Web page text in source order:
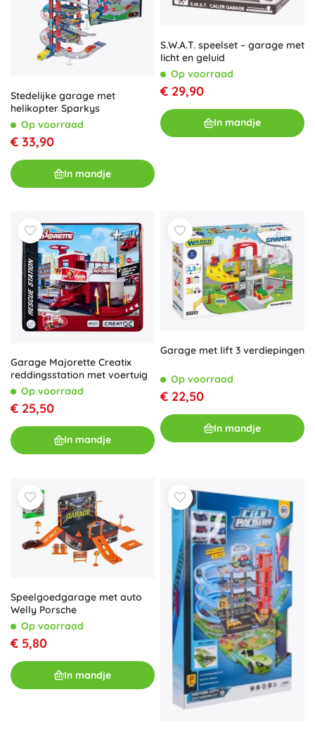
Stedelijke garage met
helikopter Sparkys
Op voorraad
€ 33,90
In mandje
S.W.A.T. speelset – garage met
licht en geluid
Op voorraad
€ 29,90
In mandje
Garage Majorette Creatix
reddingsstation met voertuig
Op voorraad
€ 25,50
In mandje
Garage met lift 3 verdiepingen
Op voorraad
€ 22,50
In mandje
Speelgoedgarage met auto
Welly Porsche
Op voorraad
€ 5,80
In mandje